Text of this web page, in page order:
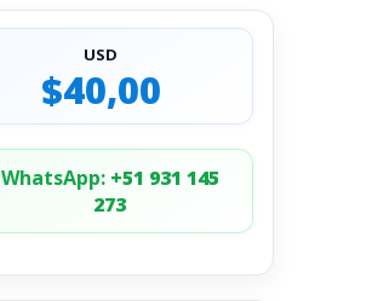
USD
$40,00
WhatsApp:+51 931 145
273